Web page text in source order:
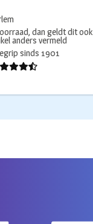
dan geldt dit
anders vermeld
sinds 1901